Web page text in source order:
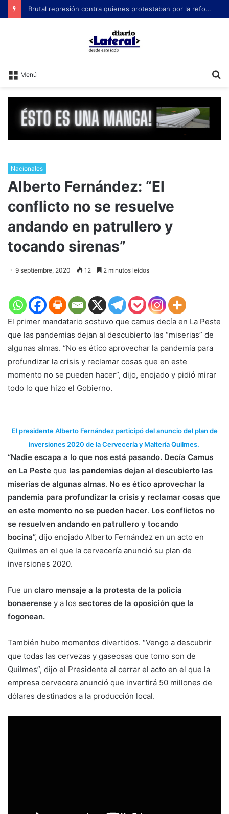
Brutal represión contra quienes protestaban por la reforma laboral de Milei
Menú
Nacionales
Alberto Fernández: “El
conflicto no se resuelve
andando en patrullero y
tocando sirenas”
9 septiembre, 2020 12 2 minutos leídos
El primer mandatario sostuvo que camus decía en La Peste
que las pandemias dejan al descubierto las “miserias” de
algunas almas. “No es ético aprovechar la pandemia para
profundizar la crisis y reclamar cosas que en este
momento no se pueden hacer”, dijo, enojado y pidió mirar
todo lo que hizo el Gobierno.
El presidente Alberto Fernández participó del anuncio del plan de
inversiones 2020 de la Cervecería y Maltería Quilmes.
“Nadie escapa a lo que nos está pasando. Decía Camus
en La Peste que las pandemias dejan al descubierto las
miserias de algunas almas. No es ético aprovechar la
pandemia para profundizar la crisis y reclamar cosas que
en este momento no se pueden hacer. Los conflictos no
se resuelven andando en patrullero y tocando
bocina”, dijo enojado Alberto Fernández en un acto en
Quilmes en el que la cervecería anunció su plan de
inversiones 2020.
Fue un claro mensaje a la protesta de la policía
bonaerense y a los sectores de la oposición que la
fogonean.
También hubo momentos divertidos. “Vengo a descubrir
que todas las cervezas y gaseosas que tomo son de
Quilmes”, dijo el Presidente al cerrar el acto en el que la
empresa cervecera anunció que invertirá 50 millones de
dólares destinados a la producción local.